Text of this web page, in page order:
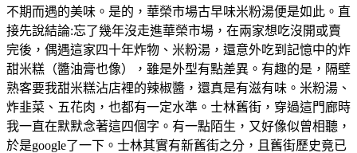
不期而遇的美味。是的，華榮市場古早味米粉湯便是如此。直
接先說結論:忘了幾年沒走進華榮市場，在兩家想吃沒開或賣
完後，偶遇這家四十年炸物、米粉湯，還意外吃到記憶中的炸
甜米糕（醬油膏也像），雖是外型有點差異。有趣的是，隔壁
熟客要我甜米糕沾店裡的辣椒醬，還真是有滋有味。米粉湯、
炸韭菜、五花肉，也都有一定水準。士林舊街，穿過這門廊時
我一直在默默念著這四個字。有一點陌生，又好像似曾相聽，
於是google了一下。士林其實有新舊街之分，且舊街歷史竟已